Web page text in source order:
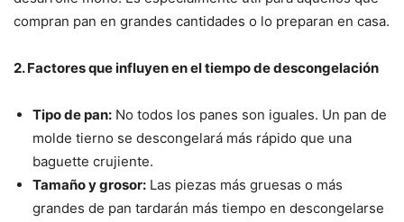
compran pan en grandes cantidades o lo preparan en casa.
2. Factores que influyen en el tiempo de descongelación
Tipo de pan: No todos los panes son iguales. Un pan de
molde tierno se descongelará más rápido que una
baguette crujiente.
Tamaño y grosor: Las piezas más gruesas o más
grandes de pan tardarán más tiempo en descongelarse